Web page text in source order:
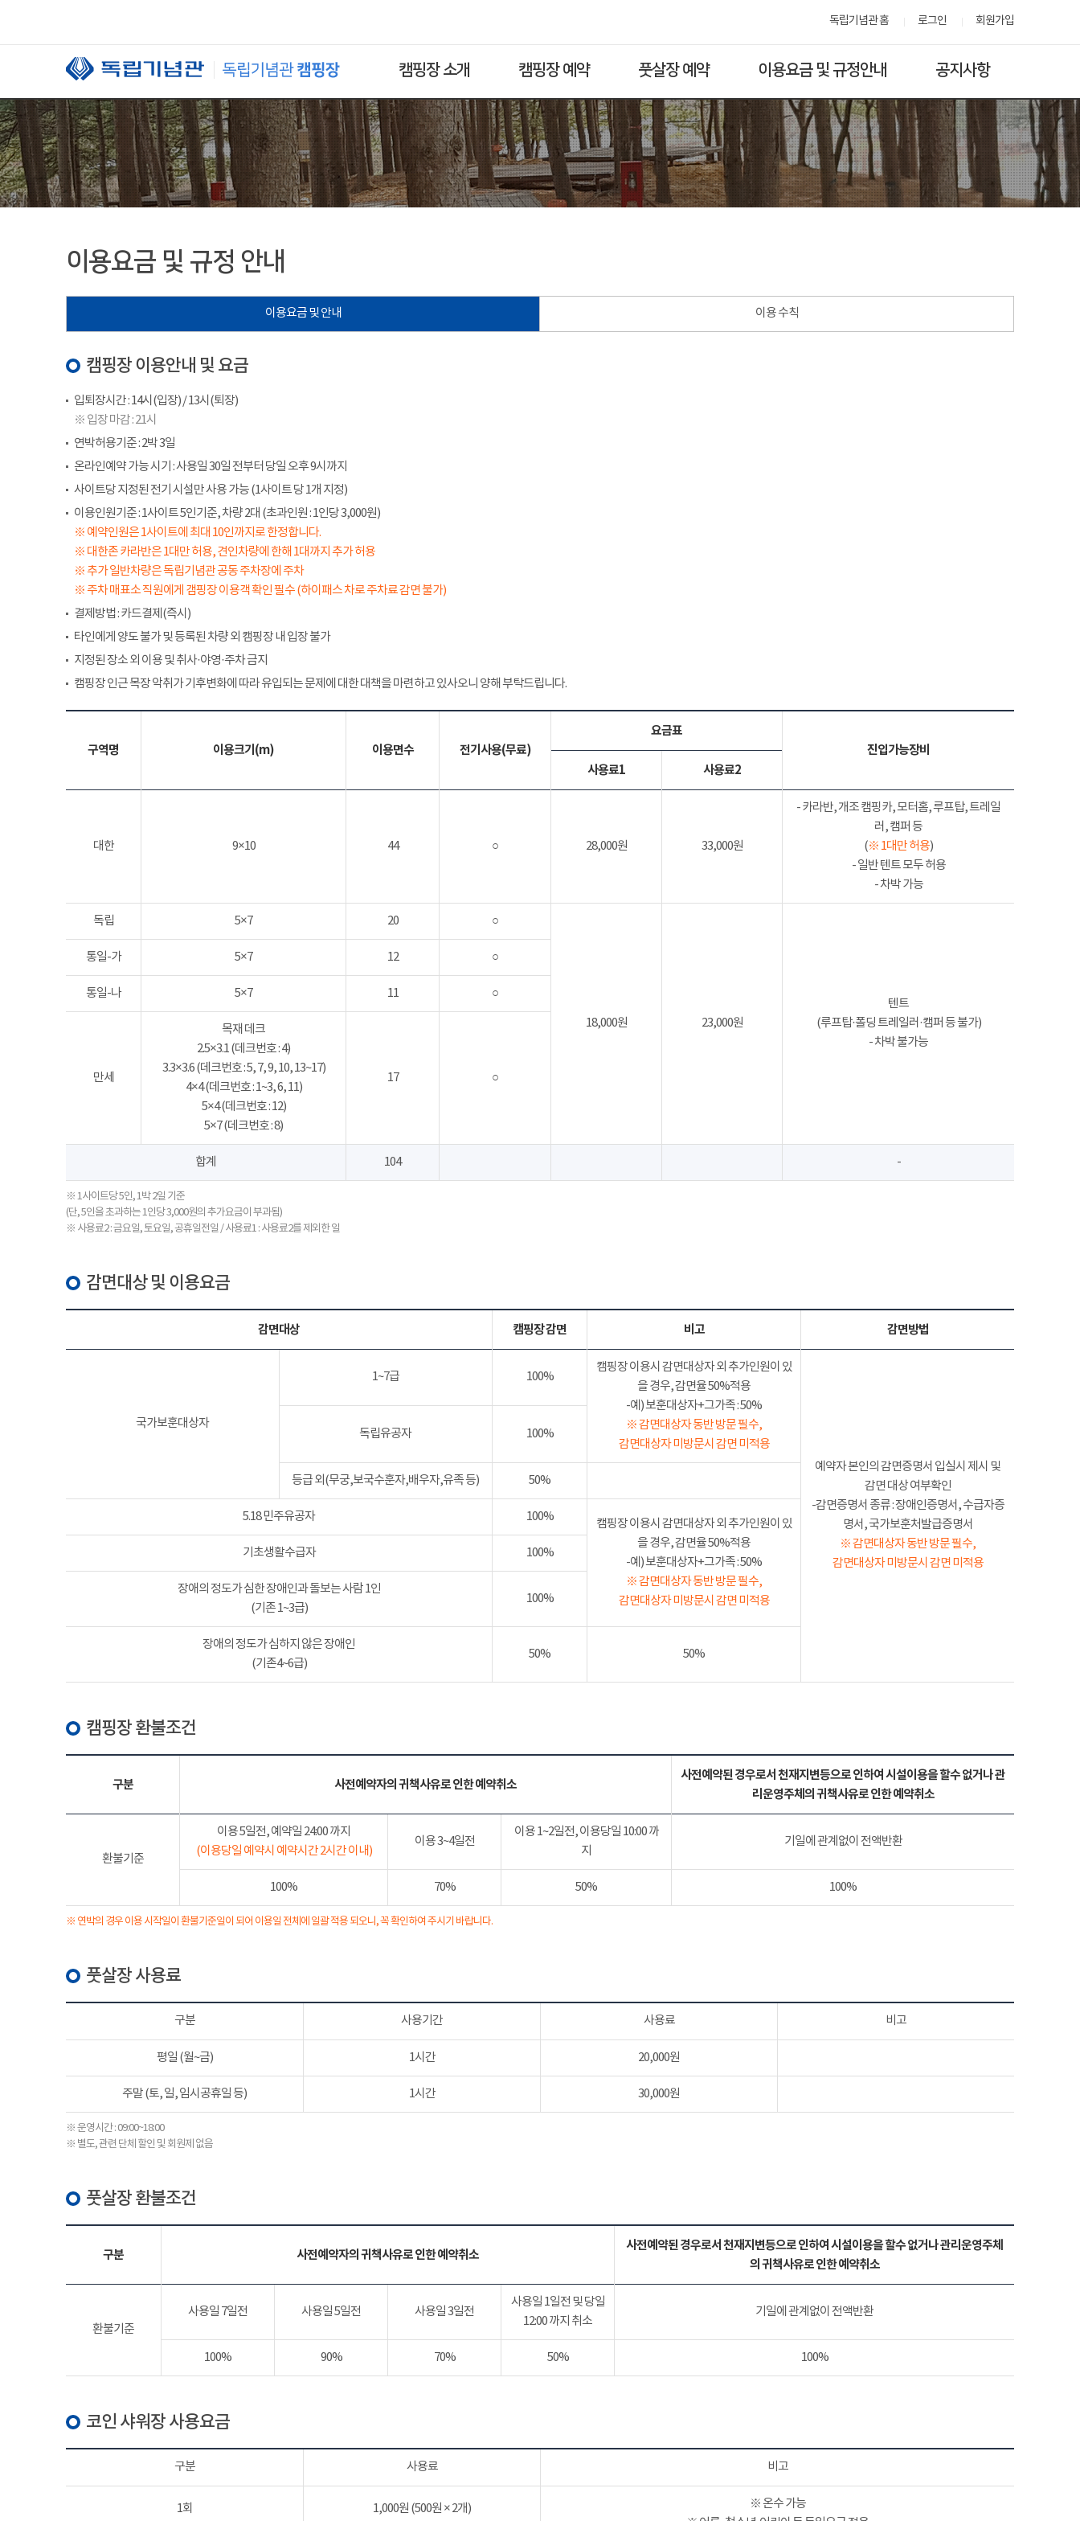
독립기념관 홈 로그인 회원가입
캠핑장 소개 캠핑장 예약 풋살장 예약 이용요금 및 규정안내 공지사항
이용요금 및 규정 안내
이용요금 및 안내 이용 수칙
캠핑장 이용안내 및 요금
입퇴장시간 : 14시(입장) / 13시(퇴장)
※ 입장 마감 : 21시
연박허용기준 : 2박 3일
온라인예약 가능 시기 : 사용일 30일 전부터 당일 오후 9시까지
사이트당 지정된 전기 시설만 사용 가능 (1사이트 당 1개 지정)
이용인원기준 : 1사이트 5인기준, 차량 2대 (초과인원 : 1인당 3,000원)
※ 예약인원은 1사이트에 최대 10인까지로 한정합니다.
※ 대한존 카라반은 1대만 허용, 견인차량에 한해 1대까지 추가 허용
※ 추가 일반차량은 독립기념관 공동 주차장에 주차
※ 주차 매표소 직원에게 갬핑장 이용객 확인 필수 (하이패스 차로 주차료 감면 불가)
결제방법 : 카드결제(즉시)
타인에게 양도 불가 및 등록된 차량 외 캠핑장 내 입장 불가
지정된 장소 외 이용 및 취사·야영·주차 금지
캠핑장 인근 목장 악취가 기후변화에 따라 유입되는 문제에 대한 대책을 마련하고 있사오니 양해 부탁드립니다.
구역명 이용크기(m) 이용면수 전기사용(무료)
요금표
진입가능장비
사용료1
사용료2
대한 9×10 44 ○ 28,000원 33,000원
- 카라반, 개조 캠핑카, 모터홈, 루프탑, 트레일
러, 캠퍼 등
(※ 1대만 허용)
- 일반 텐트 모두 허용
- 차박 가능
독립 5×7 20 ○
18,000원 23,000원
텐트
(루프탑·폴딩 트레일러·캠퍼 등 불가)
- 차박 불가능
통일-가 5×7 12 ○
통일-나 5×7 11 ○
만세
목재 데크
2.5×3.1 (데크번호 : 4)
3.3×3.6 (데크번호 : 5, 7, 9, 10, 13~17)
4×4 (데크번호 : 1~3, 6, 11)
5×4 (데크번호 : 12)
5×7 (데크번호 : 8)
17 ○
합계 104 -
※ 1사이트당 5인, 1박 2일 기준
(단, 5인을 초과하는 1인당 3,000원의 추가요금이 부과됨)
※ 사용료2 : 금요일, 토요일, 공휴일전일 / 사용료1 : 사용료2를 제외한 일
감면대상 및 이용요금
감면대상 캠핑장 감면 비고 감면방법
국가보훈대상자
1~7급 100%
캠핑장 이용시 감면대상자 외 추가인원이 있
을 경우, 감면율 50%적용
-예) 보훈대상자+그가족 : 50%
※ 감면대상자 동반 방문 필수,
감면대상자 미방문시 감면 미적용
예약자 본인의 감면증명서 입실시 제시 및
감면 대상 여부확인
-감면증명서 종류 : 장애인증명서, 수급자증
명서, 국가보훈처발급증명서
※ 감면대상자 동반 방문 필수,
감면대상자 미방문시 감면 미적용
독립유공자 100%
등급 외(무궁,보국수훈자,배우자,유족 등) 50%
5.18 민주유공자 100%
캠핑장 이용시 감면대상자 외 추가인원이 있
을 경우, 감면율 50%적용
-예) 보훈대상자+그가족 : 50%
※ 감면대상자 동반 방문 필수,
감면대상자 미방문시 감면 미적용
기초생활수급자 100%
장애의 정도가 심한 장애인과 돌보는 사람 1인
(기존 1~3급)
100%
장애의 정도가 심하지 않은 장애인
(기존4~6급)
50% 50%
캠핑장 환불조건
구분 사전예약자의 귀책사유로 인한 예약취소
사전예약된 경우로서 천재지변등으로 인하여 시설이용을 할수 없거나 관
리운영주체의 귀책사유로 인한 예약취소
환불기준
이용 5일전, 예약일 24:00 까지
(이용당일 예약시 예약시간 2시간 이내)
이용 3~4일전
이용 1~2일전, 이용당일 10:00 까
지
기일에 관계없이 전액반환
100% 70% 50% 100%
※ 연박의 경우 이용 시작일이 환불기준일이 되어 이용일 전체에 일괄 적용 되오니, 꼭 확인하여 주시기 바랍니다.
풋살장 사용료
구분 사용기간 사용료 비고
평일 (월~금) 1시간 20,000원
주말 (토, 일, 임시공휴일 등) 1시간 30,000원
※ 운영시간 : 09:00~18:00
※ 별도, 관련 단체 할인 및 회원제 없음
풋살장 환불조건
구분 사전예약자의 귀책사유로 인한 예약취소
사전예약된 경우로서 천재지변등으로 인하여 시설이용을 할수 없거나 관리운영주체
의 귀책사유로 인한 예약취소
환불기준
사용일 7일전 사용일 5일전 사용일 3일전
사용일 1일전 및 당일
12:00 까지 취소
기일에 관계없이 전액반환
100% 90% 70% 50% 100%
코인 샤워장 사용요금
구분 사용료 비고
1회 1,000원 (500원 × 2개)
※ 온수 가능